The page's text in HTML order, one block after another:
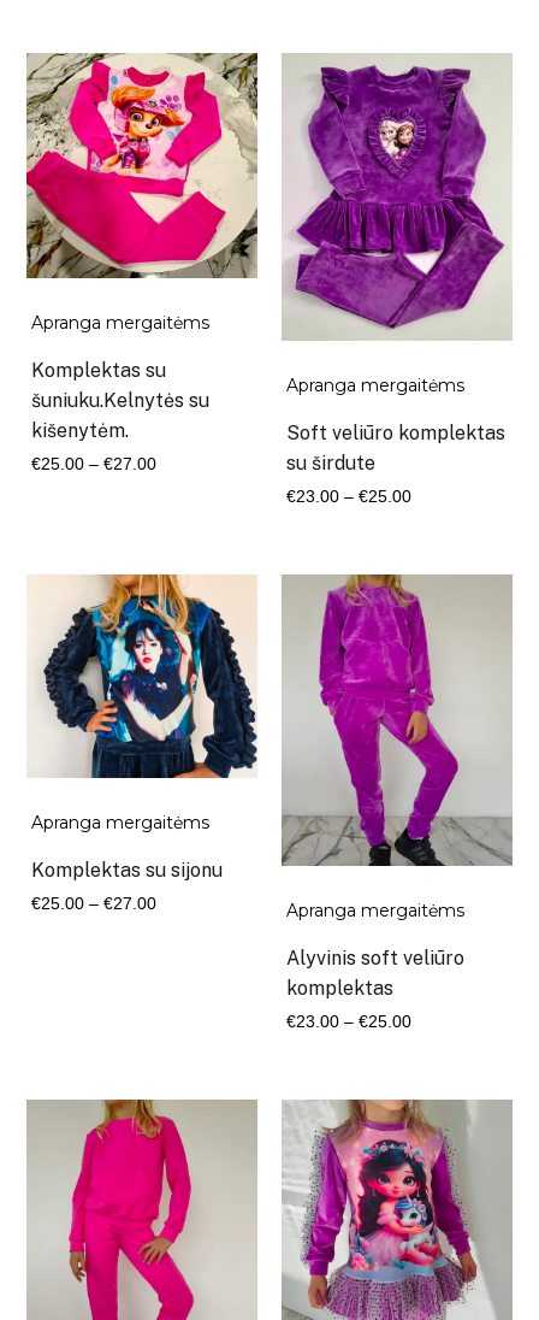
through
€27.00
Apranga mergaitėms
Komplektas su
šuniuku.Kelnytės su
kišenytėm.
€25.00 – €27.00Kaina
€27.00
Apranga mergaitėms
Soft veliūro komplektas
su širdute
€23.00 – €25.00Kaina
€25.00
Apranga mergaitėms
Komplektas su sijonu
€25.00 – €27.00Kaina
Apranga mergaitėms
Alyvinis soft veliūro
komplektas
€23.00 – €25.00Kaina
through
€25.00